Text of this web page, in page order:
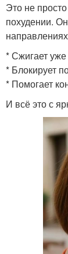
Это не
похудении.
* Сжигает
* Блокирует
* Помогает
И всё это с